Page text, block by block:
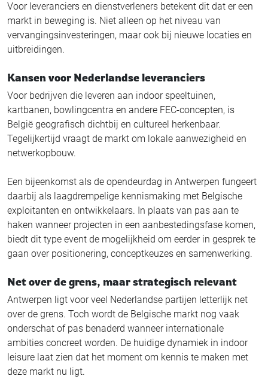
Voor leveranciers en dienstverleners betekent dit dat er een
markt in beweging is. Niet alleen op het niveau van
vervangingsinvesteringen, maar ook bij nieuwe locaties en
uitbreidingen.
Kansen voor Nederlandse leveranciers
Voor bedrijven die leveren aan indoor speeltuinen,
kartbanen, bowlingcentra en andere FEC-concepten, is
België geografisch dichtbij en cultureel herkenbaar.
Tegelijkertijd vraagt de markt om lokale aanwezigheid en
netwerkopbouw.
Een bijeenkomst als de opendeurdag in Antwerpen fungeert
daarbij als laagdrempelige kennismaking met Belgische
exploitanten en ontwikkelaars. In plaats van pas aan te
haken wanneer projecten in een aanbestedingsfase komen,
biedt dit type event de mogelijkheid om eerder in gesprek te
gaan over positionering, conceptkeuzes en samenwerking.
Net over de grens, maar strategisch relevant
Antwerpen ligt voor veel Nederlandse partijen letterlijk net
over de grens. Toch wordt de Belgische markt nog vaak
onderschat of pas benaderd wanneer internationale
ambities concreet worden. De huidige dynamiek in indoor
leisure laat zien dat het moment om kennis te maken met
deze markt nu ligt.